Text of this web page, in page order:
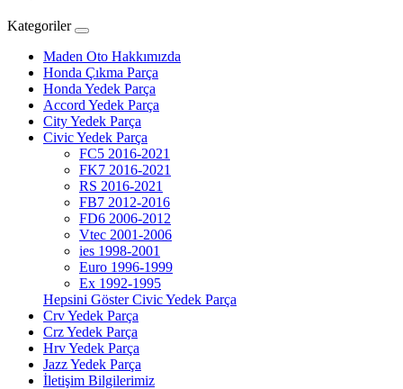
Kategoriler
Maden Oto Hakkımızda
Honda Çıkma Parça
Honda Yedek Parça
Accord Yedek Parça
City Yedek Parça
Civic Yedek Parça
FC5 2016-2021
FK7 2016-2021
RS 2016-2021
FB7 2012-2016
FD6 2006-2012
Vtec 2001-2006
ies 1998-2001
Euro 1996-1999
Ex 1992-1995
Hepsini Göster Civic Yedek Parça
Crv Yedek Parça
Crz Yedek Parça
Hrv Yedek Parça
Jazz Yedek Parça
İletişim Bilgilerimiz